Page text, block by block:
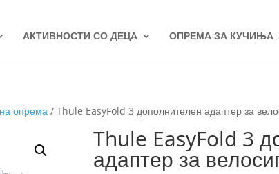
АКТИВНОСТИ СО ДЕЦА ОПРЕМА ЗА КУЧИЊА
опрема / Thule EasyFold 3 дополнителен адаптер за
Thule EasyFold 3
адаптер за